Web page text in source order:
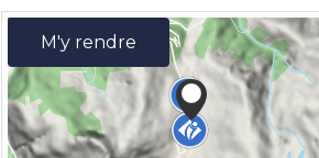
M'y rendre